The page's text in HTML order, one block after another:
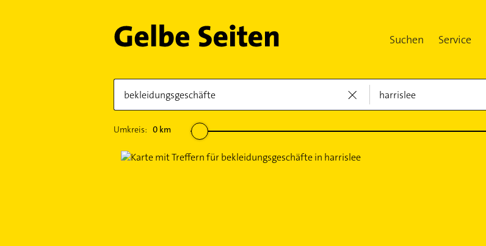
Suchen Service
Umkreis: 0km